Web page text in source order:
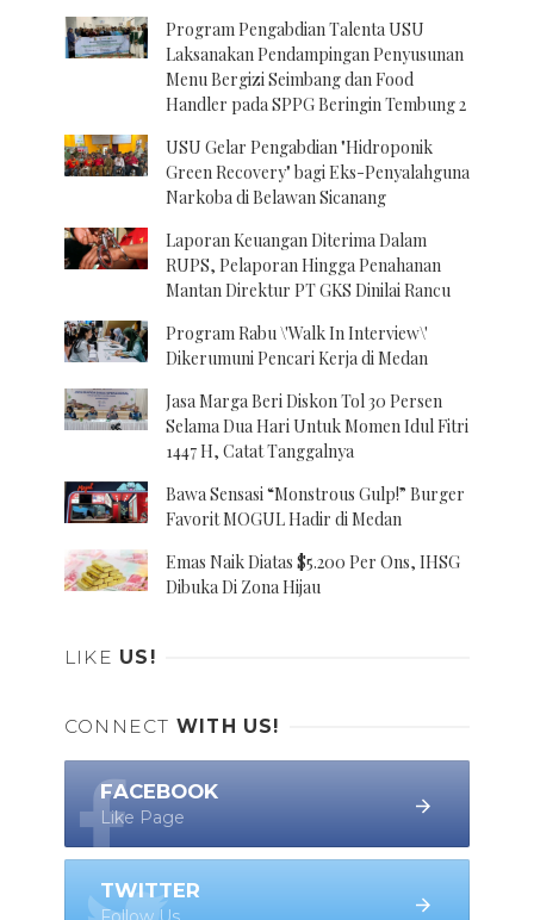
Program Pengabdian Talenta USU
Laksanakan Pendampingan Penyusunan
Menu Bergizi Seimbang dan Food
Handler pada SPPG Beringin Tembung 2
USU Gelar Pengabdian "Hidroponik
Green Recovery" bagi Eks-Penyalahguna
Narkoba di Belawan Sicanang
Laporan Keuangan Diterima Dalam
RUPS, Pelaporan Hingga Penahanan
Mantan Direktur PT GKS Dinilai Rancu
Program Rabu \'Walk In Interview\'
Dikerumuni Pencari Kerja di Medan
Jasa Marga Beri Diskon Tol 30 Persen
Selama Dua Hari Untuk Momen Idul Fitri
1447 H, Catat Tanggalnya
Bawa Sensasi “Monstrous Gulp!” Burger
Favorit MOGUL Hadir di Medan
Emas Naik Diatas $5.200 Per Ons, IHSG
Dibuka Di Zona Hijau
LIKE US!
CONNECT WITH US!
FACEBOOK
Like Page
TWITTER